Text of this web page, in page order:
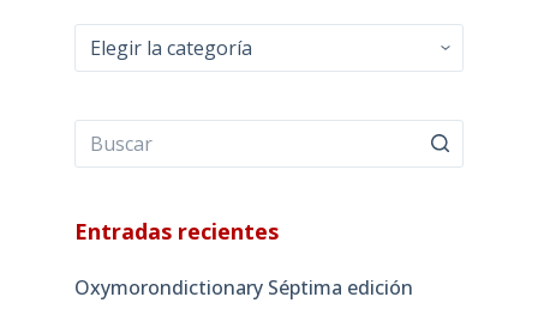
Categorías
Entradas recientes
Oxymorondictionary Séptima edición